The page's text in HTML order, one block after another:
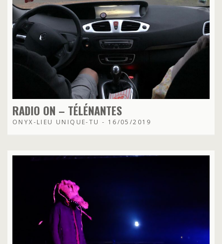
RADIO ON – TÉLÉNANTES
ONYX-LIEU UNIQUE-TU - 16/05/2019